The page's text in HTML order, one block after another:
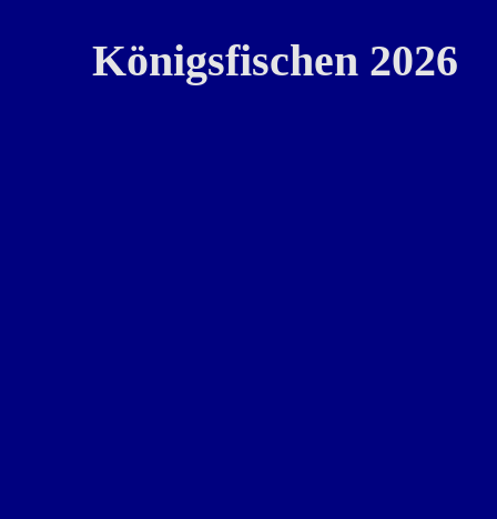
Königsfischen 2026